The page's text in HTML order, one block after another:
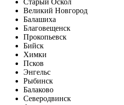
Старый Оскол
Великий Новгород
Балашиха
Благовещенск
Прокопьевск
Бийск
Химки
Псков
Энгельс
Рыбинск
Балаково
Северодвинск